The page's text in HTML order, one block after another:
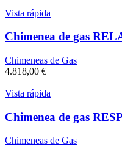
Vista rápida
Chimenea de gas
Chimeneas de Gas
4.818,00 €
Vista rápida
Chimenea de gas
Chimeneas de Gas